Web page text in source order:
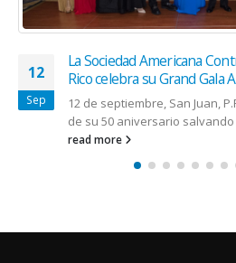
29
Mar
Primer Simposio en Puerto
Emocional en la Etapa
Un grupo de profesionales
especialmente en el área de
unen a la Fundación